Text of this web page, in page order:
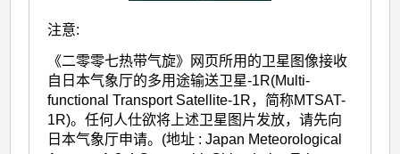
注意:
《二零零七热带气旋》网页所用的卫星图像接收
自日本气象厅的多用途输送卫星-1R(Multi-
functional Transport Satellite-1R，简称MTSAT-
1R)。任何人仕欲将上述卫星图片发放，请先向
日本气象厅申请。(地址 : Japan Meteorological